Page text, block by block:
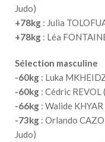
Judo)
+78kg : Julia
+78kg : Léa
Sélection masculine
-60kg : Luka
-60kg : Cédric
-66kg : Walide KHYAR
-73kg : Orlando
Judo)